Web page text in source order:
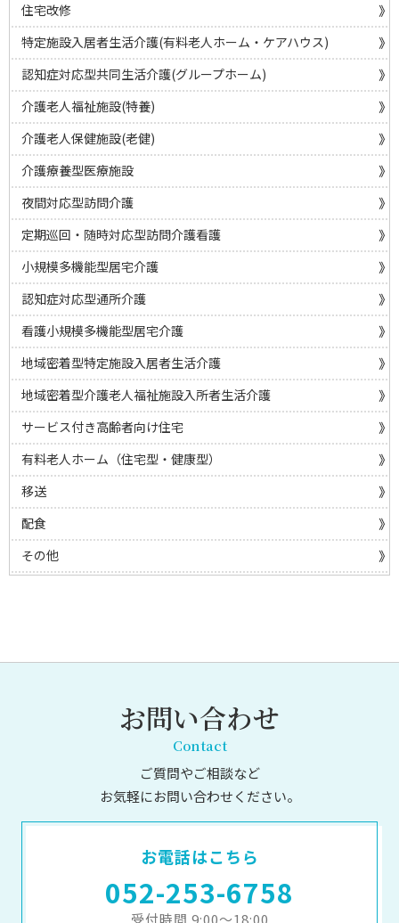
住宅改修
特定施設入居者生活介護(有料老人ホーム・ケアハウス)
認知症対応型共同生活介護(グループホーム)
介護老人福祉施設(特養)
介護老人保健施設(老健)
介護療養型医療施設
夜間対応型訪問介護
定期巡回・随時対応型訪問介護看護
小規模多機能型居宅介護
認知症対応型通所介護
看護小規模多機能型居宅介護
地域密着型特定施設入居者生活介護
地域密着型介護老人福祉施設入所者生活介護
サービス付き高齢者向け住宅
有料老人ホーム（住宅型・健康型）
移送
配食
その他
お問い合わせ
Contact
ご質問やご相談など
お気軽にお問い合わせください。
お電話はこちら
052-253-6758
受付時間 9:00～18:00